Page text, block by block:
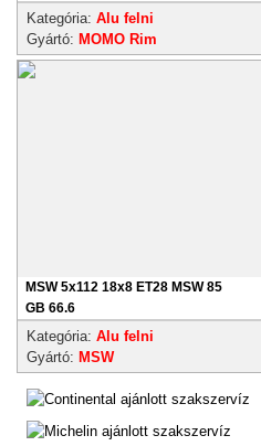
Kategória: Alu felni
Gyártó: MOMO Rim
MSW 5x112 18x8 ET28 MSW 85
GB 66.6
Kategória: Alu felni
Gyártó: MSW